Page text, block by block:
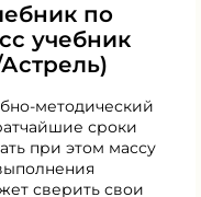
по
учебник
методический
сроки
при этом массу
сверить свои